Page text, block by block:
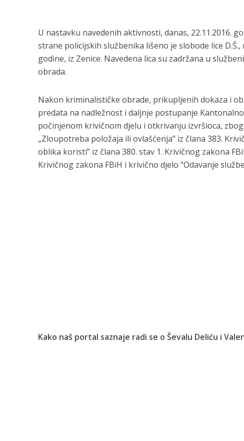
U nastavku navedenih aktivnosti, danas, 22.11.2016.
strane policijskih službenika lišeno je slobode lice
godine, iz Zenice. Navedena lica su zadržana u
obrada.
Nakon kriminalističke obrade, prikupljenih dokaza i
predata na nadležnost i daljnje postupanje
počinjenom krivičnom djelu i otkrivanju izvršioca,
„Zloupotreba položaja ili ovlašćenja” iz člana 383.
oblika koristi” iz člana 380. stav 1. Krivičnog zakona
Krivičnog zakona FBiH i krivično djelo “Odavanje
Kako naš portal saznaje radi se o Ševalu Deliću i